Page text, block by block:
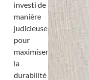
investi de
manière
judicieuse
pour
maximiser
la
durabilité